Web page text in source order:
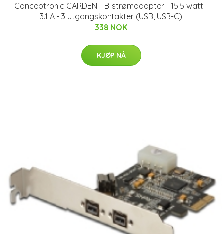
Conceptronic CARDEN - Bilstrømadapter - 15.5 watt -
3.1 A - 3 utgangskontakter (USB, USB-C)
338 NOK
KJØP NÅ